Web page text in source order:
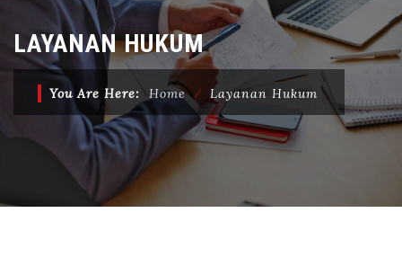
LAYANAN HUKUM
You Are Here: Home⁄ Layanan Hukum